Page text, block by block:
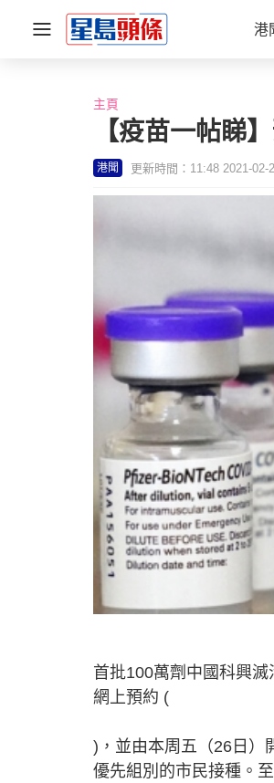
港
主頁
【疫苗一帖睇
港聞 更新時間：11:48 2021-02-
首批100萬劑中國科興
網上預約 (
)，並由本周五（26日）
優先組別的市民接種。